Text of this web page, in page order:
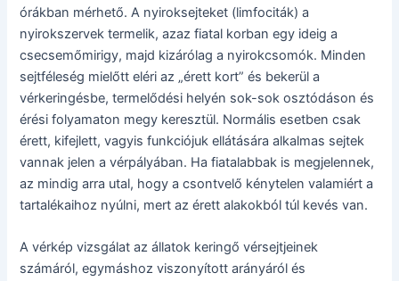
órákban mérhető. A nyiroksejteket (limfociták) a
nyirokszervek termelik, azaz fiatal korban egy ideig a
csecsemőmirigy, majd kizárólag a nyirokcsomók. Minden
sejtféleség mielőtt eléri az „érett kort” és bekerül a
vérkeringésbe, termelődési helyén sok-sok osztódáson és
érési folyamaton megy keresztül. Normális esetben csak
érett, kifejlett, vagyis funkciójuk ellátására alkalmas sejtek
vannak jelen a vérpályában. Ha fiatalabbak is megjelennek,
az mindig arra utal, hogy a csontvelő kénytelen valamiért a
tartalékaihoz nyúlni, mert az érett alakokból túl kevés van.
A vérkép vizsgálat az állatok keringő vérsejtjeinek
számáról, egymáshoz viszonyított arányáról és